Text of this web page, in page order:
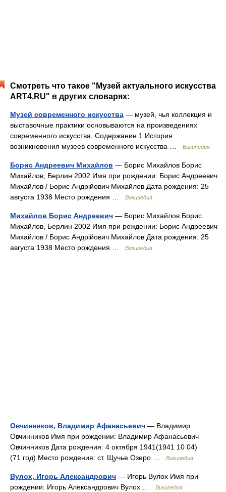
Смотреть что такое "Музей актуального искусства
ART4.RU" в других словарях:
Музей современного искусства — музей, чья коллекция и
выставочные практики основываются на произведениях
современного искусства. Содержание 1 История
возникновения музеев современного искусства …
Википедия
Борис Андреевич Михайлов — Борис Михайлов Борис
Михайлов, Берлин 2002 Имя при рождении: Борис Андреевич
Михайлов / Борис Андрійович Михайлов Дата рождения: 25
августа 1938 Место рождения …
Википедия
Михайлов Борис Андреевич — Борис Михайлов Борис
Михайлов, Берлин 2002 Имя при рождении: Борис Андреевич
Михайлов / Борис Андрійович Михайлов Дата рождения: 25
августа 1938 Место рождения …
Википедия
Овчинников, Владимир Афанасьевич — Владимир
Овчинников Имя при рождении: Владимир Афанасьевич
Овчинников Дата рождения: 4 октября 1941(1941 10 04)
(71 год) Место рождения: ст. Щучье Озеро …
Википедия
Вулох, Игорь Александрович — Игорь Вулох Имя при
рождении: Игорь Александрович Вулох …
Википедия